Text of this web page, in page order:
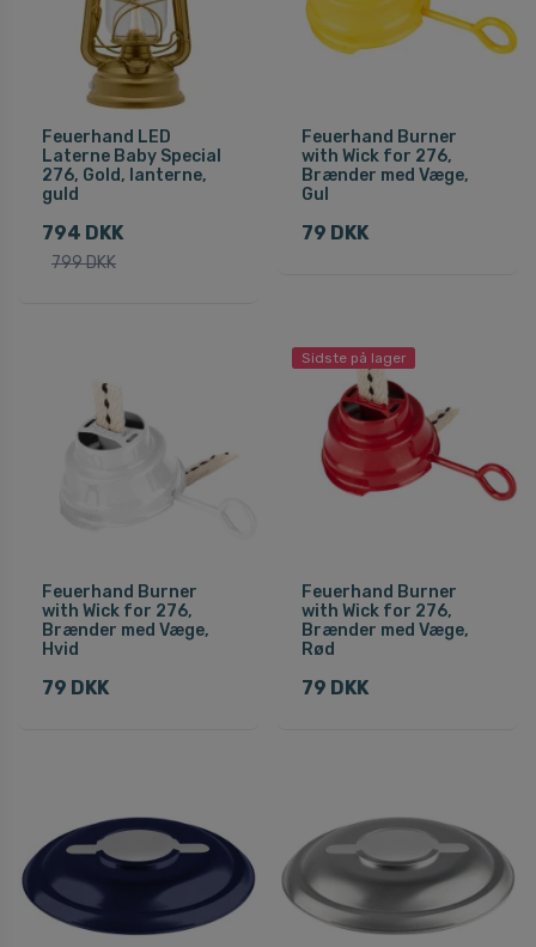
Feuerhand LED
Laterne Baby Special
276, Gold, lanterne,
guld
794 DKK
799 DKK
Feuerhand Burner
with Wick for 276,
Brænder med Væge,
Gul
79 DKK
Feuerhand Burner
with Wick for 276,
Brænder med Væge,
Hvid
79 DKK
Sidste på lager
Feuerhand Burner
with Wick for 276,
Brænder med Væge,
Rød
79 DKK